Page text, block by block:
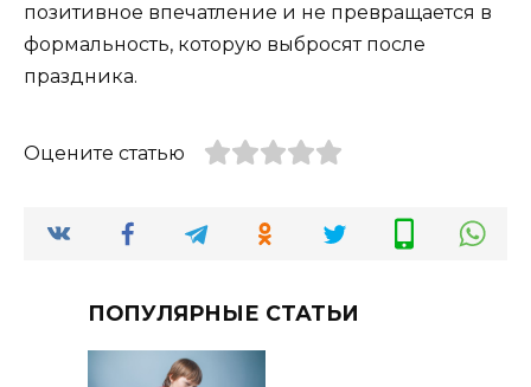
позитивное впечатление и не превращается в
формальность, которую выбросят после
праздника.
Оцените статью
ПОПУЛЯРНЫЕ СТАТЬИ